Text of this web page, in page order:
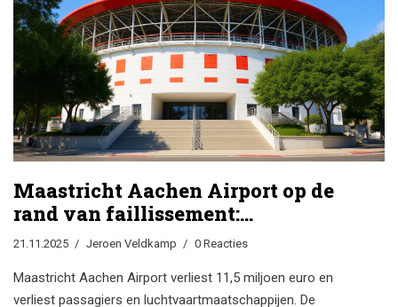
Maastricht Aachen Airport op de
rand van faillissement:
ambtenaren waarschuwen voor
21.11.2025 Jeroen Veldkamp 0 Reacties
Maastricht Aachen Airport verliest 11,5 miljoen euro en
verliest passagiers en luchtvaartmaatschappijen. De